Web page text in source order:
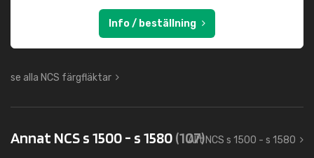
Info / beställning
se alla NCS färgfläktar
Annat NCS s 1500 - s 1580(107)
Allt NCS s 1500 - s 1580